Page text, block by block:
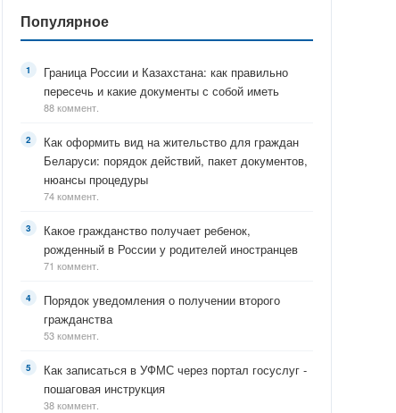
Популярное
Граница России и Казахстана: как правильно
пересечь и какие документы с собой иметь
88 коммент.
Как оформить вид на жительство для граждан
Беларуси: порядок действий, пакет документов,
нюансы процедуры
74 коммент.
Какое гражданство получает ребенок,
рожденный в России у родителей иностранцев
71 коммент.
Порядок уведомления о получении второго
гражданства
53 коммент.
Как записаться в УФМС через портал госуслуг -
пошаговая инструкция
38 коммент.